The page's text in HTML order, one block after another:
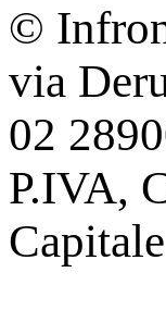
©
via
02
P.IVA,